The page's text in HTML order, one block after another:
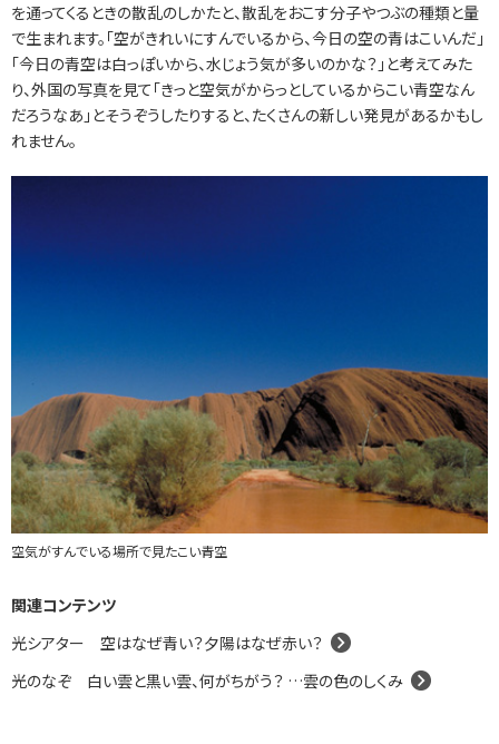
を通ってくるときの散乱のしかたと、散乱をおこす分子やつぶの種類と量
で生まれます。「空がきれいにすんでいるから、今日の空の青はこいんだ」
「今日の青空は白っぽいから、水じょう気が多いのかな？」と考えてみた
り、外国の写真を見て「きっと空気がからっとしているからこい青空なん
だろうなあ」とそうぞうしたりすると、たくさんの新しい発見があるかもし
れません。
空気がすんでいる場所で見たこい青空
関連コンテンツ
光シアター 空はなぜ青い？夕陽はなぜ赤い？
光のなぞ 白い雲と黒い雲、何がちがう？ …雲の色のしくみ